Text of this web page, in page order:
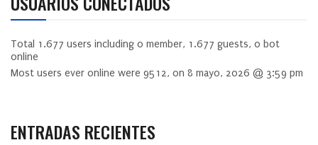
Total 1.677 users including 0 member, 1.677 guests, 0 bot
online
Most users ever online were 9512, on 8 mayo, 2026 @ 3:59 pm
ENTRADAS RECIENTES